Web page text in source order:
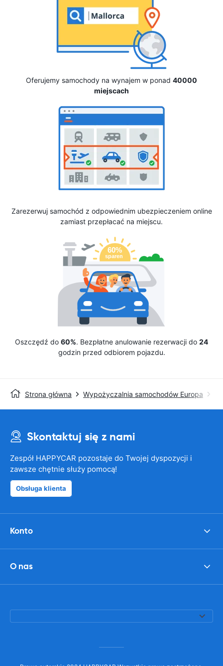
Oferujemy samochody na wynajem w ponad 40000
miejscach
Zarezerwuj samochód z odpowiednim ubezpieczeniem online
zamiast przepłacać na miejscu.
Oszczędź do 60%. Bezpłatne anulowanie rezerwacji do 24
godzin przed odbiorem pojazdu.
Strona główna Wypożyczalnia samochodów Europa
Skontaktuj się z nami
Zespół HAPPYCAR pozostaje do Twojej dyspozycji i
zawsze chętnie służy pomocą!
Obsługa klienta
Konto
O nas